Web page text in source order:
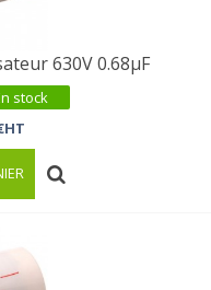
630V 0.68µF
stock